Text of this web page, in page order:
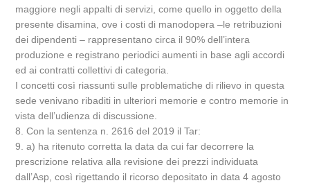
maggiore negli appalti di servizi, come quello in oggetto della
presente disamina, ove i costi di manodopera –le retribuzioni
dei dipendenti – rappresentano circa il 90% dell’intera
produzione e registrano periodici aumenti in base agli accordi
ed ai contratti collettivi di categoria.
I concetti così riassunti sulle problematiche di rilievo in questa
sede venivano ribaditi in ulteriori memorie e contro memorie in
vista dell’udienza di discussione.
8. Con la sentenza n. 2616 del 2019 il Tar:
9. a) ha ritenuto corretta la data da cui far decorrere la
prescrizione relativa alla revisione dei prezzi individuata
dall’Asp, così rigettando il ricorso depositato in data 4 agosto